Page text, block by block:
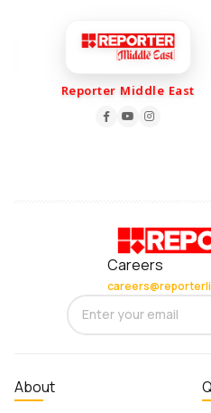
Reporter Middle East
Careers
About